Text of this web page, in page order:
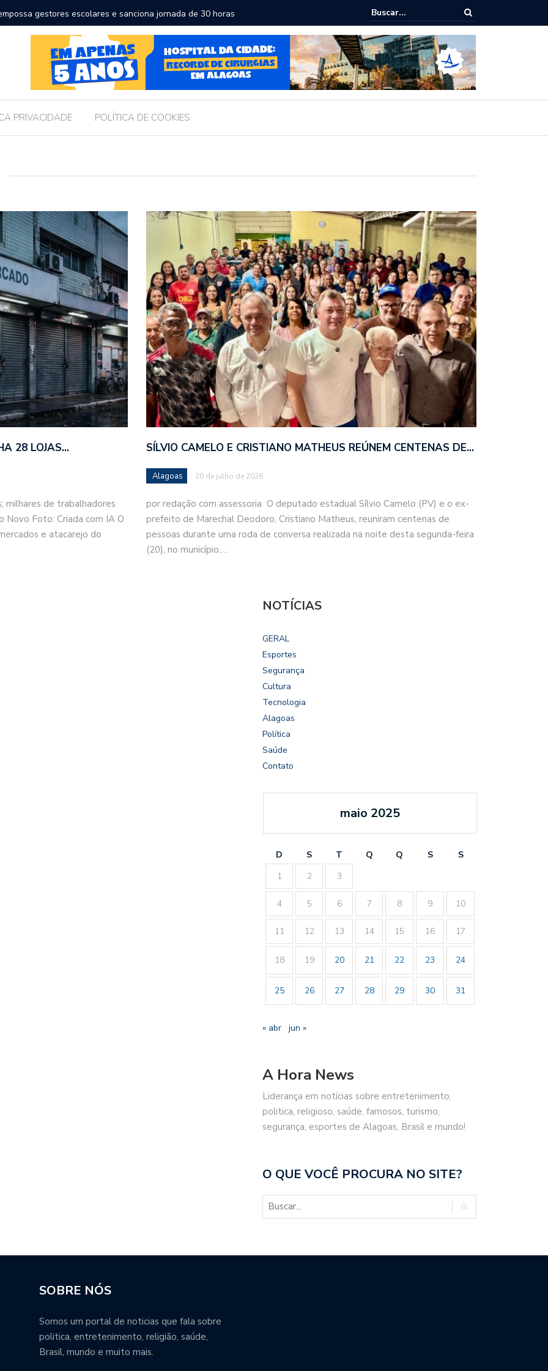
transforma a educação e amplia horizontes para estudantes da rede
Chico Filho destaca potencial esportivo, turístico e econômico
Internacional de Maceió
PRIVACIDADE POLÍTICA DE COOKIES
28 LOJAS…
milhares de trabalhadores
Novo Foto: Criada com IA O
e atacarejo do
SÍLVIO CAMELO E CRISTIANO MATHEUS REÚNEM CENTENAS DE…
Alagoas 20 de julho de 2026
por redação com assessoria O deputado estadual Sílvio Camelo (PV) e o ex-
prefeito de Marechal Deodoro, Cristiano Matheus, reuniram centenas de
pessoas durante uma roda de conversa realizada na noite desta segunda-feira
(20), no município.…
NOTÍCIAS
GERAL
Esportes
Segurança
Cultura
Tecnologia
Alagoas
Política
Saúde
Contato
maio 2025
D S T Q Q S
S
1
2 3
4 5 6 7 8 9 10
11 12 13 14 15 16 17
18 19 20 21 22 23 24
25 26 27 28 29 30 31
« abr jun »
A Hora News
Liderança em notícias sobre entretenimento,
politica, religioso, saúde, famosos, turismo,
segurança, esportes de Alagoas, Brasil e mundo!
O QUE VOCÊ PROCURA NO SITE?
SOBRE NÓS
Somos um portal de noticias que fala sobre
politica, entretenimento, religião, saúde,
Brasil, mundo e muito mais.